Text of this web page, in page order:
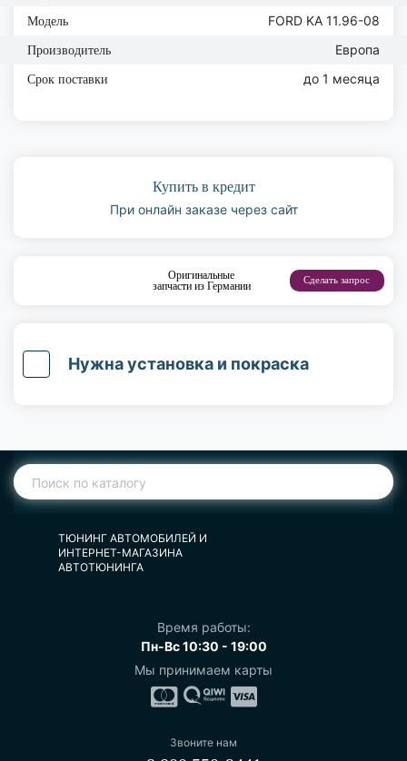
Модель FORD KA 11.96-08
Производитель Европа
Срок поставки до 1 месяца
Купить в кредит
При онлайн заказе через сайт
Оригинальные
запчасти из Германии
Сделать запрос
Нужна установка и покраска
ТЮНИНГ АВТОМОБИЛЕЙ И
ИНТЕРНЕТ-МАГАЗИНА
АВТОТЮНИНГА
Время работы:
Пн-Вс 10:30 - 19:00
Мы принимаем карты
Звоните нам